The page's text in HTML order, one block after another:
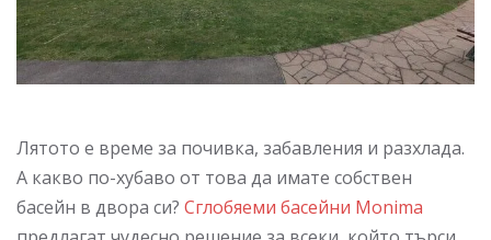
Лятото е време за почивка, забавления и разхлада.
А какво по-хубаво от това да имате собствен
басейн в двора си? Сглобяеми басейни Monima